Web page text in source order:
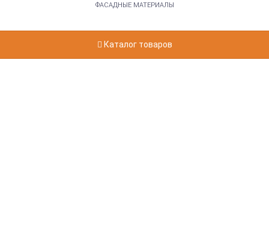
ФАСАДНЫЕ МАТЕРИАЛЫ
Каталог товаров